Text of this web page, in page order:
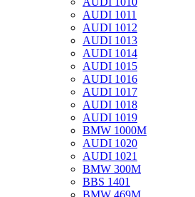
AUDI 1011
AUDI 1012
AUDI 1013
AUDI 1014
AUDI 1015
AUDI 1016
AUDI 1017
AUDI 1018
AUDI 1019
BMW 1000M
AUDI 1020
AUDI 1021
BMW 300M
BBS 1401
BMW 469M